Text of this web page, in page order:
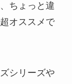
ちょっと違
オススメで
シリーズや